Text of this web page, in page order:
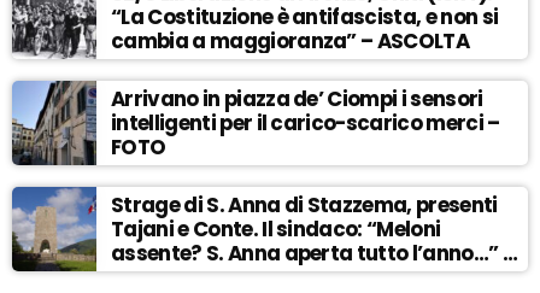
“La Costituzione è antifascista, e non si
cambia a maggioranza” – ASCOLTA
Arrivano in piazza de’ Ciompi i sensori
intelligenti per il carico-scarico merci –
FOTO
Strage di S. Anna di Stazzema, presenti
Tajani e Conte. Il sindaco: “Meloni
assente? S. Anna aperta tutto l’anno…” –
ASCOLTA